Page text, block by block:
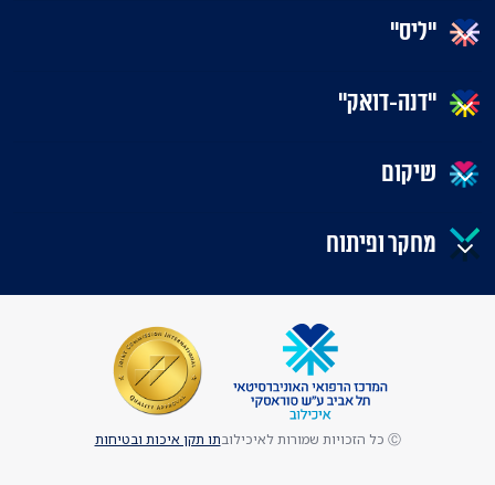
"ליס"
"דנה-דואק"
שיקום
מחקר ופיתוח
Ⓒ כל הזכויות שמורות לאיכילוב תו תקן איכות ובטיחות